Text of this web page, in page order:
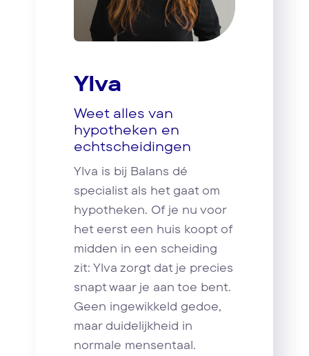
Ylva
Weet alles van
hypotheken en
echtscheidingen
Ylva is bij Balans dé
specialist als het gaat om
hypotheken. Of je nu voor
het eerst een huis koopt of
midden in een scheiding
zit: Ylva zorgt dat je precies
snapt waar je aan toe bent.
Geen ingewikkeld gedoe,
maar duidelijkheid in
normale mensentaal.